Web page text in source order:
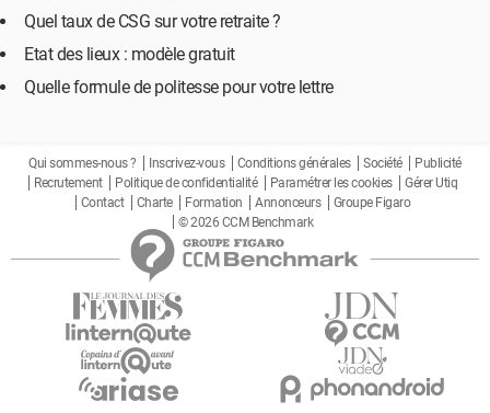
Quel taux de CSG sur votre retraite ?
Etat des lieux : modèle gratuit
Quelle formule de politesse pour votre lettre
Qui sommes-nous ? Inscrivez-vous Conditions générales Société
Publicité
Recrutement
Politique de confidentialité Paramétrer les cookies
Gérer Utiq
Contact
Charte Formation Annonceurs
Groupe Figaro
© 2026 CCM Benchmark